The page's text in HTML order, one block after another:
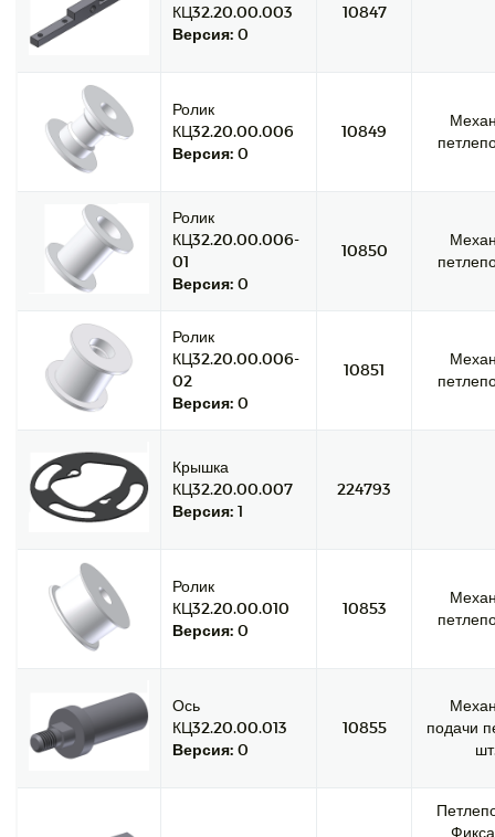
КЦ32.20.00.003
Версия: 0
10847
Ролик
КЦ32.20.00.006
Версия: 0
10849
Ролик
КЦ32.20.00.006-
01
Версия: 0
10850
Ролик
КЦ32.20.00.006-
02
Версия: 0
10851
Крышка
КЦ32.20.00.007
Версия: 1
224793
Ролик
КЦ32.20.00.010
Версия: 0
10853
Ось
КЦ32.20.00.013
Версия: 0
10855
подачи